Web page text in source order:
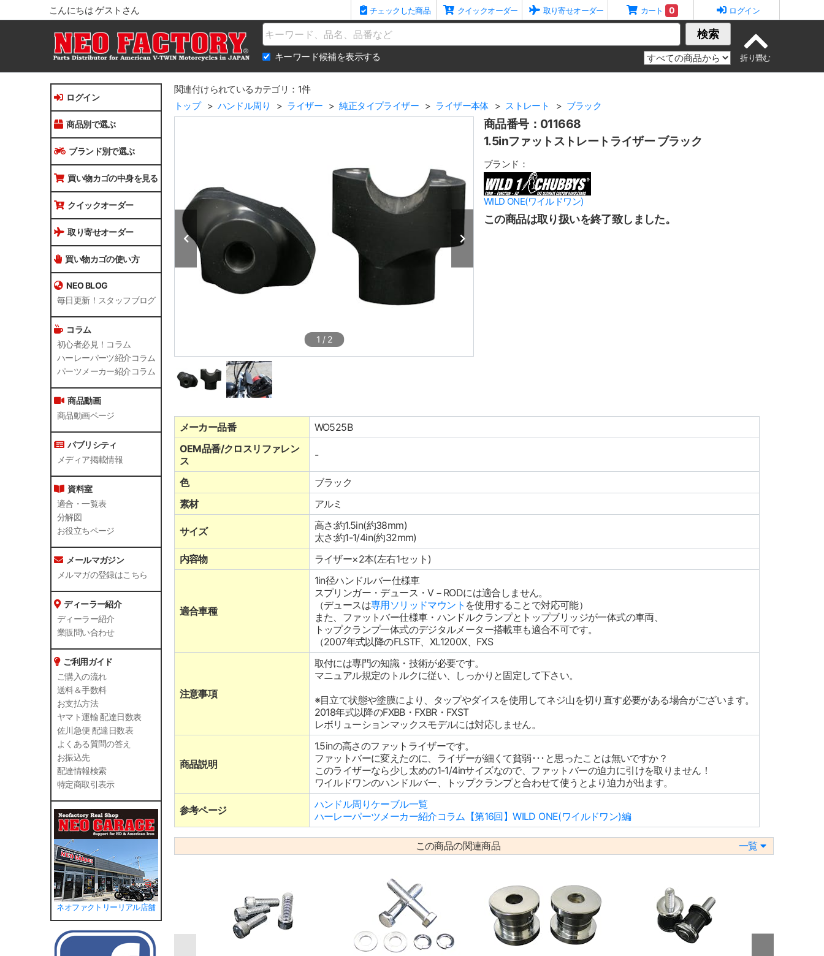
こんにちは ゲストさん チェックした商品 クイックオーダー 取り寄せオーダー カート 0 ログイン
Name 検索
キーワード候補を表示する
ログイン
商品別で選ぶ
ブランド別で選ぶ
買い物カゴの中身を見る
クイックオーダー
取り寄せオーダー
買い物カゴの使い方
NEO BLOG
毎日更新！スタッフブログ
コラム
初心者必見！コラム
ハーレーパーツ紹介コラム
パーツメーカー紹介コラム
商品動画
商品動画ページ
パブリシティ
メディア掲載情報
資料室
適合・一覧表
分解図
お役立ちページ
メールマガジン
メルマガの登録はこちら
ディーラー紹介
ディーラー紹介
業販問い合わせ
ご利用ガイド
ご購入の流れ
送料＆手数料
お支払方法
ヤマト運輸 配達日数表
佐川急便 配達日数表
よくある質問の答え
お振込先
配達情報検索
特定商取引表示
ネオファクトリーリアル店舗
関連付けられているカテゴリ：1件
トップ
ハンドル周り ライザー 純正タイプライザー ライザー本体 ストレート ブラック
1 / 2
商品番号：011668
1.5inファットストレートライザー ブラック
ブランド：
WILD ONE(ワイルドワン)
この商品は取り扱いを終了致しました。
メーカー品番
WO525B
OEM品番/クロスリファレン
ス
-
色
ブラック
素材
アルミ
サイズ
高さ:約1.5in(約38mm)
太さ:約1-1/4in(約32mm)
内容物
ライザー×2本(左右1セット)
適合車種
1in径ハンドルバー仕様車
スプリンガー・デュース・V－RODには適合しません。
（デュースは専用ソリッドマウント を使用することで対応可能）
また、ファットバー仕様車・ハンドルクランプとトップブリッジが一体式の車両、
トップクランプ一体式のデジタルメーター搭載車も適合不可です。
（2007年式以降のFLSTF、XL1200X、FXS
注意事項
取付には専門の知識・技術が必要です。
マニュアル規定のトルクに従い、しっかりと固定して下さい。
※目立て状態や塗膜により、タップやダイスを使用してネジ山を切り直す必要がある場合がございます。
2018年式以降のFXBB・FXBR・FXST
レボリューションマックスモデルには対応しません。
商品説明
1.5inの高さのファットライザーです。
ファットバーに変えたのに、ライザーが細くて貧弱･･･と思ったことは無いですか？
このライザーなら少し太めの1-1/4inサイズなので、ファットバーの迫力に引けを取りません！
ワイルドワンのハンドルバー、トップクランプと合わせて使うとより迫力が出ます。
参考ページ
ハンドル周りケーブル一覧
ハーレーパーツメーカー紹介コラム【第16回】WILD ONE(ワイルドワン)編
この商品の関連商品 一覧